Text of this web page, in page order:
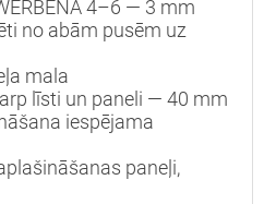
4–6 — 3 mm
no abām pusēm uz
mala
līsti un paneli — 40 mm
iespējama
paneļi,
durvis
mājai
durvis
dzīvoklim